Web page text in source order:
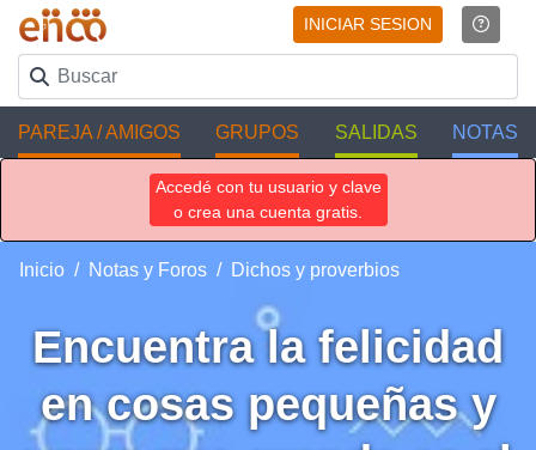
INICIAR SESION
PAREJA / AMIGOS GRUPOS SALIDAS NOTAS
Accedé con tu usuario y clave
o crea una cuenta gratis.
Inicio Notas y Foros Dichos y proverbios
Encuentra la felicidad
en cosas pequeñas y